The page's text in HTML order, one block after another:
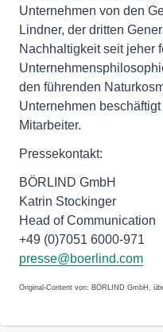
Unternehmen von den
Lindner, der dritten
Nachhaltigkeit seit jeher
den führenden
Unternehmen
Mitarbeiter.
Pressekontakt:
BÖRLIND GmbH
Katrin Stockinger
Head of Communication
+49 (0)7051 6000-971
presse@boerlind.com
Original-Content von: BÖRLIND GmbH,